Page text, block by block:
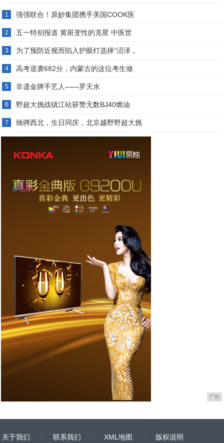
1 强强联合！原妙集团携手美国COOK医
2 五一特别报道 黄斑变性的克星 中医世
3 为了预防近视而陷入护眼灯选择“沼泽，
4 高考逆袭682分，内蒙古的这位考生做
5 非遗金牌手艺人——罗天水
6 野超大挑战镇江站获赞无数BJ40燃油
7 驰骋西北，生日同庆，北京越野野超大挑
广告
关于我们 联系我们 XML地图 版权说明